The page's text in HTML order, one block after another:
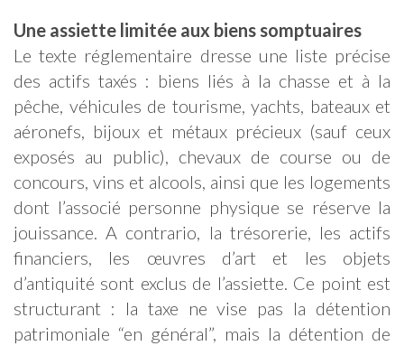
Une assiette limitée aux biens somptuaires
Le texte réglementaire dresse une liste précise
des actifs taxés : biens liés à la chasse et à la
pêche, véhicules de tourisme, yachts, bateaux et
aéronefs, bijoux et métaux précieux (sauf ceux
exposés au public), chevaux de course ou de
concours, vins et alcools, ainsi que les logements
dont l’associé personne physique se réserve la
jouissance. A contrario, la trésorerie, les actifs
financiers, les œuvres d’art et les objets
d’antiquité sont exclus de l’assiette. Ce point est
structurant : la taxe ne vise pas la détention
patrimoniale “en général”, mais la détention de